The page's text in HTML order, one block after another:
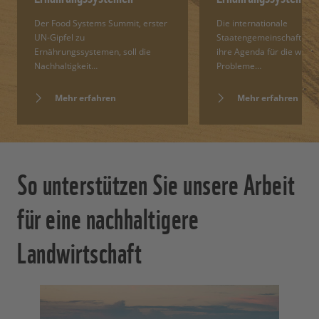
Der Food Systems Summit, erster
UN-Gipfel zu
Ernährungssystemen, soll die
Nachhaltigkeit…
Mehr erfahren
Die internationale
Staatengemeinschaft hat
ihre Agenda für die
Probleme…
Mehr erfahren
So unterstützen Sie unsere Arbeit
für eine nachhaltigere
Landwirtschaft